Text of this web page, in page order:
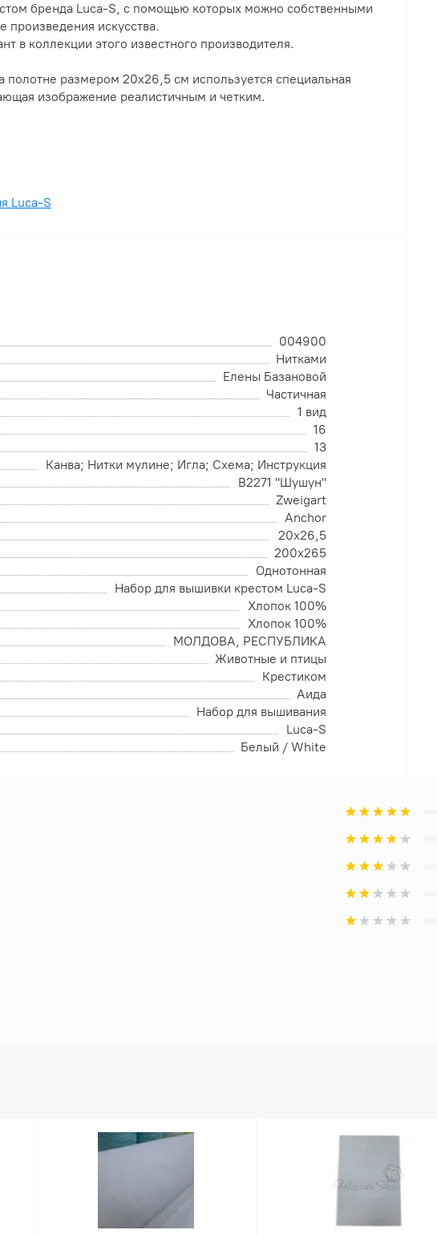
бренда Luca-S, с помощью которых можно собственными
произведения искусства.
в коллекции этого известного производителя.
полотне размером 20x26,5 см используется специальная
изображение реалистичным и четким.
Luca-S
004900
Нитками
Елены Базановой
Частичная
1 вид
16
13
Канва; Нитки мулине; Игла; Схема; Инструкция
B2271 "Шушун"
Zweigart
Anchor
20х26,5
200х265
Однотонная
Набор для вышивки крестом Luca-S
Хлопок 100%
Хлопок 100%
МОЛДОВА, РЕСПУБЛИКА
Животные и птицы
Крестиком
Аида
Набор для вышивания
Luca-S
Белый / White